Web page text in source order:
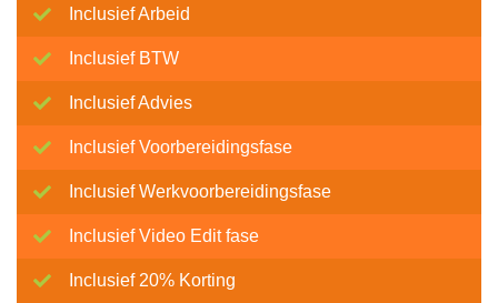
Inclusief Arbeid
Inclusief BTW
Inclusief Advies
Inclusief Voorbereidingsfase
Inclusief Werkvoorbereidingsfase
Inclusief Video Edit fase
Inclusief 20% Korting